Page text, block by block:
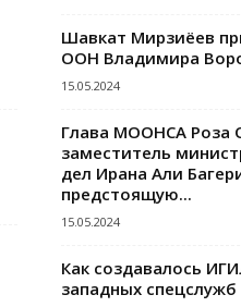
Шавкат Мирзиёев
ООН Владимира
15.05.2024
Глава МООНСА Роза
заместитель
дел Ирана Али
предстоящую...
15.05.2024
Как создавалось
западных